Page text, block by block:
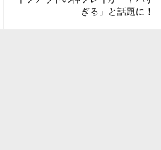
ぎる」と話題に！